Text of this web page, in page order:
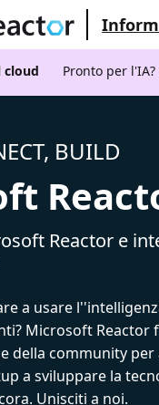
cloud Pronto per
BUILD
Reactor e
a usare
Microsoft Reactor
della community
a sviluppare la
Unisciti a noi.